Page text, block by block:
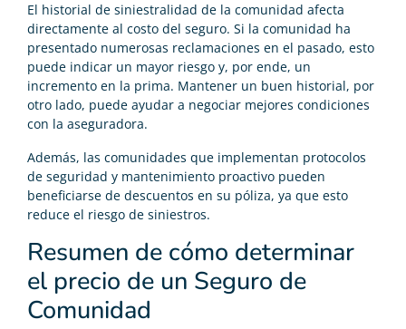
El historial de siniestralidad de la comunidad afecta
directamente al costo del seguro. Si la comunidad ha
presentado numerosas reclamaciones en el pasado, esto
puede indicar un mayor riesgo y, por ende, un
incremento en la prima. Mantener un buen historial, por
otro lado, puede ayudar a negociar mejores condiciones
con la aseguradora.
Además, las comunidades que implementan protocolos
de seguridad y mantenimiento proactivo pueden
beneficiarse de descuentos en su póliza, ya que esto
reduce el riesgo de siniestros.
Resumen de cómo determinar
el precio de un Seguro de
Comunidad